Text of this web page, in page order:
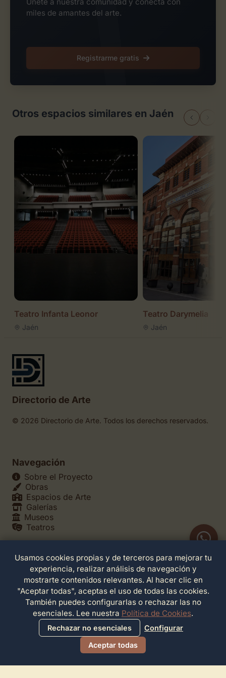
miles de amantes del arte.
Registrarme gratis
Otros espacios similares en Jaén
Teatro Infanta Leonor
Jaén
Teatro Darymelia
Jaén
Directorio de Arte
© 2026 Directorio de Arte. Todos los derechos reservados.
Navegación
Sobre el Proyecto
Obras
Espacios de Arte
Galerías
Museos
Teatros
Legales
Política de Privacidad
Política de Cookies
Configuración de Cookies
Términos de Servicio
Contacto
Usamos cookies propias y de terceros para mejorar tu
experiencia, realizar análisis de navegación y
mostrarte contenidos relevantes. Al hacer clic en
"Aceptar todas", aceptas el uso de todas las cookies.
También puedes configurarlas o rechazar las no
esenciales. Lee nuestra Política de Cookies.
Rechazar no esenciales
Configurar
Aceptar todas